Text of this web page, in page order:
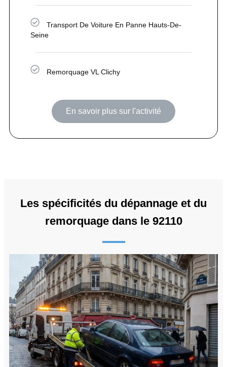
Transport De Voiture En Panne Hauts-De-
Seine
Remorquage VL Clichy
En savoir plus sur l'activité
Les spécificités du dépannage et du
remorquage dans le 92110